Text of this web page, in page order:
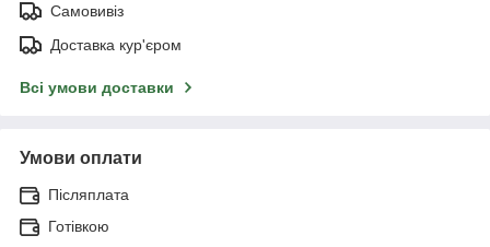
Самовивіз
Доставка кур'єром
Всі умови доставки
Умови оплати
Післяплата
Готівкою